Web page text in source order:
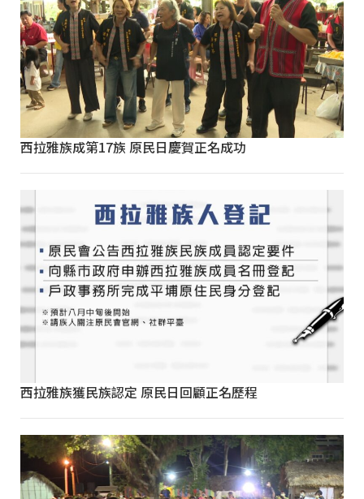
西拉雅族成第17族 原民日慶賀正名成功
西拉雅族獲民族認定 原民日回顧正名歷程